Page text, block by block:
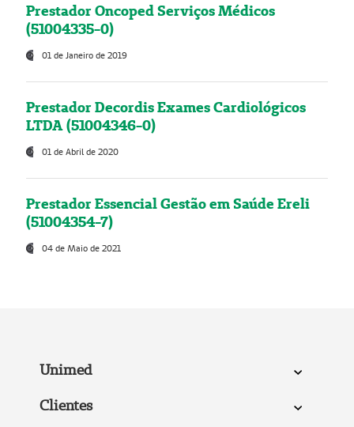
Prestador Oncoped Serviços Médicos
(51004335-0)
01 de Janeiro de 2019
Prestador Decordis Exames Cardiológicos
LTDA (51004346-0)
01 de Abril de 2020
Prestador Essencial Gestão em Saúde Ereli
(51004354-7)
04 de Maio de 2021
Unimed
Clientes